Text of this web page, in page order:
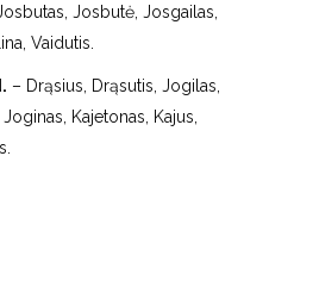
Josbutė, Josgailas,
Vaidutis.
– Drąsius, Drąsutis, Jogilas,
Kajetonas, Kajus,